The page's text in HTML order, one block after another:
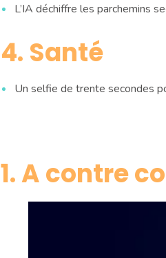
L’IA déchiffre les parchemins
4. Santé
Un selfie de trente secondes
1. A contre